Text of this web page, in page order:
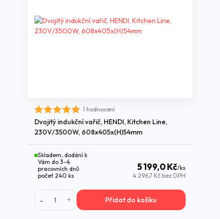
1 hodnocení
Dvojitý indukční vařič, HENDI, Kitchen Line,
230V/3500W, 608x405x(H)54mm
5 199,0 Kč/ks
4 296,7 Kč bez DPH
Skladem, dodání k
Vám do 3-4
pracovních dnů
počet 240 ks
Přidat do košíku